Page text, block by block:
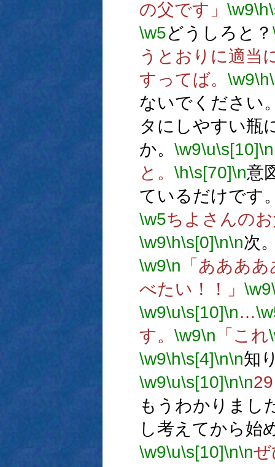
の父です」 \w9\h
\w5どうしろと？
うとおりに適当
すってば。 \w9\h
ないでください
タにしやすい瓶
か。 \w9\u\s[10]\n
と。 \h\s[70]\n意
ているだけです
\w5ちよさんの
\w9\h\s[0]\n\n次
\w9\n 「あああ
べたい！！」 \w9
\w9\u\s[10]\n…
す。 \w9\n 「これ
\w9\h\s[4]\n\n知
\w9\u\s[10]\n\n
もうわかりまし
し考えてから始
\w9\u\s[10]\n\nぜ